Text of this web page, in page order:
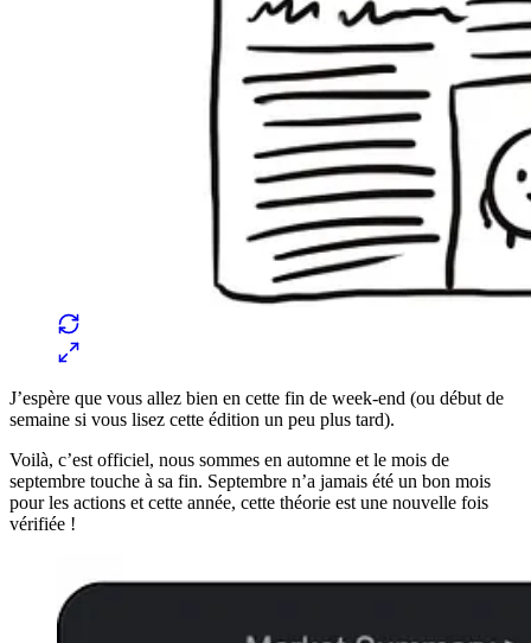
J’espère que vous allez bien en cette fin de week-end (ou début de
semaine si vous lisez cette édition un peu plus tard).
Voilà, c’est officiel, nous sommes en automne et le mois de
septembre touche à sa fin. Septembre n’a jamais été un bon mois
pour les actions et cette année, cette théorie est une nouvelle fois
vérifiée !